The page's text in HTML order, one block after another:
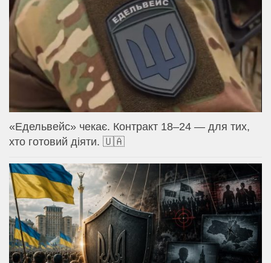
«Едельвейс» чекає. Контракт 18–24 — для тих,
хто готовий діяти. 🇺🇦